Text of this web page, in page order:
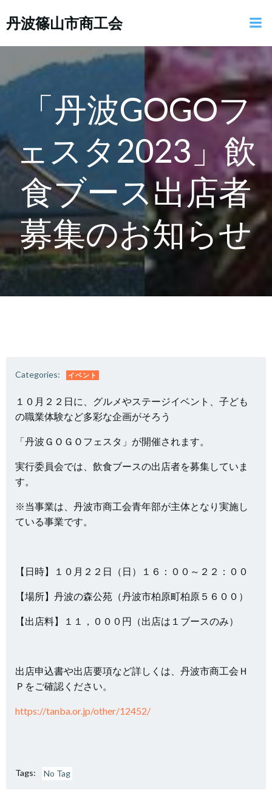
ン
キ
ッ
プ
丹波篠山市商工会
「丹波GOGOフ
ェスタ2023」飲
食ブース出店者
募集のお知らせ
Categories: イベント
１０月２２日に、グルメやステージイベント、子ども
の職業体験など多彩な企画がそろう
「丹波ＧＯＧＯフェスタ」が開催されます。
実行委員会では、飲食ブースの出店者を募集していま
す。
※当事業は、丹波市商工会青年部が主体となり実施し
ている事業です。
【日時】１０月２２日（日）１６：００～２２：００
【場所】丹波の森公苑（丹波市柏原町柏原５６００）
【出店料】１１，０００円（出店は１ブースのみ）
出店申込書や出店要項など詳しくは、丹波市商工会Ｈ
Ｐをご確認ください。
https://tanba.or.jp/other/12452/
Tags: No Tag